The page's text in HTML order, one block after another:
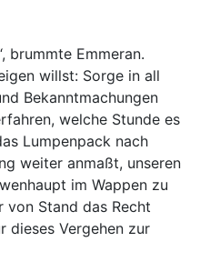
brummte Emmeran.
willst: Sorge in all
Bekanntmachungen
welche Stunde es
Lumpenpack nach
weiter anmaßt, unseren
im Wappen zu
von Stand das Recht
dieses Vergehen zur